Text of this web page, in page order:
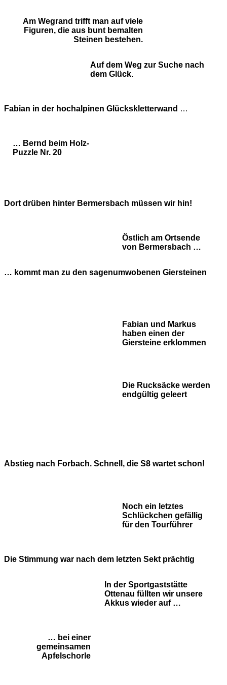
Am Wegrand trifft man auf viele
Figuren, die aus bunt bemalten
Steinen bestehen.
Auf dem Weg zur Suche nach
dem Glück.
Fabian in der hochalpinen Glückskletterwand …
… Bernd beim Holz-
Puzzle Nr. 20
Dort drüben hinter Bermersbach müssen wir hin!
Östlich am Ortsende
von Bermersbach …
… kommt man zu den sagenumwobenen Giersteinen
Fabian und Markus
haben einen der
Giersteine erklommen
Die Rucksäcke werden
endgültig geleert
Abstieg nach Forbach. Schnell, die S8 wartet schon!
Noch ein letztes
Schlückchen gefällig
für den Tourführer
Die Stimmung war nach dem letzten Sekt prächtig
In der Sportgaststätte
Ottenau füllten wir unsere
Akkus wieder auf …
… bei einer
gemeinsamen
Apfelschorle